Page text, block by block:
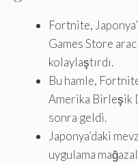
Fortnite,
Games Store
kolaylaştırdı.
Bu hamle,
Amerika Birleşik
sonra geldi.
Japonya’daki
uygulama